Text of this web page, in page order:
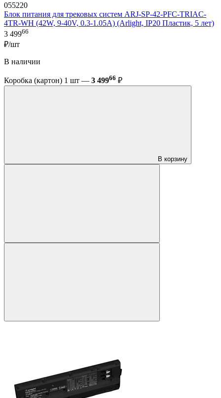
055220
Блок питания для трековых систем ARJ-SP-42-PFC-TRIAC-
4TR-WH (42W, 9-40V, 0.3-1.05A) (Arlight, IP20 Пластик, 5 лет)
3 49966
₽/шт
В наличии
Коробка (картон) 1 шт — 3 49966 ₽
В корзину